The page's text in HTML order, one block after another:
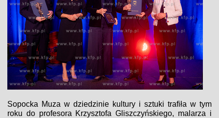
Sopocka Muza w dziedzinie kultury i sztuki trafiła w tym
roku do profesora Krzysztofa Gliszczyńskiego, malarza i